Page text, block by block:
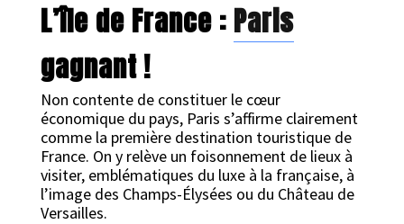
L’île de France : Paris
gagnant !
Non contente de constituer le cœur
économique du pays, Paris s’affirme clairement
comme la première destination touristique de
France. On y relève un foisonnement de lieux à
visiter, emblématiques du luxe à la française, à
l’image des Champs-Élysées ou du Château de
Versailles.